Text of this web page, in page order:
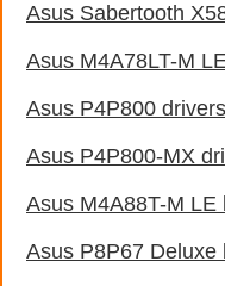
Asus Sabertooth
Asus M4A78LT-M
Asus P4P800
Asus P4P800-MX
Asus M4A88T-M LE
Asus P8P67 Deluxe